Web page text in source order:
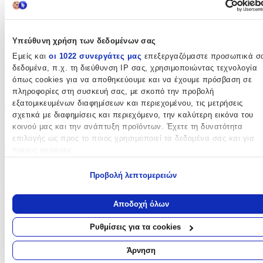
Υπεύθυνη χρήση των δεδομένων σας
Εμείς και οι 1022 συνεργάτες μας επεξεργαζόμαστε προσωπικά
δεδομένα, π.χ. τη διεύθυνση IP σας, χρησιμοποιώντας τεχνολογία
όπως cookies για να αποθηκεύουμε και να έχουμε πρόσβαση σε
πληροφορίες στη συσκευή σας, με σκοπό την προβολή
εξατομικευμένων διαφημίσεων και περιεχομένου, τις μετρήσεις
σχετικά με διαφημίσεις και περιεχόμενο, την καλύτερη εικόνα του
κοινού μας και την ανάπτυξη προϊόντων. Έχετε τη δυνατότητα
επιλογής ως προς το ποιος χρησιμοποιεί τα δεδομένα σας και για
Εάν μας επιτρέπετε, θα θέλαμε επίσης:
τοποθεσία, οι οποίες μπορεί να είναι ακριβείς σε απόσταση
Να αναγνωρίσουμε τη συσκευή σας σαρώνοντας ενεργά για
συγκεκριμένα χαρακτηριστικά (δακτυλικό αποτύπωμα)
Μάθετε περισσότερα σχετικά με τον τρόπο επεξεργασίας των
προσωπικών σας δεδομένων και καθορίστε τις προτιμήσεις σας
Προβολή λεπτομερειών
Αποδοχή όλων
Ρυθμίσεις για τα cookies
Άρνηση
Βασικά Χαρακτηριστικά
Φύλο:
Κορίτσι
Τύπος
Τρόλεϊ
Αξιολογήσεις
Προς το παρόν δεν υπάρχουν άλλες αξιολογήσεις. Όταν